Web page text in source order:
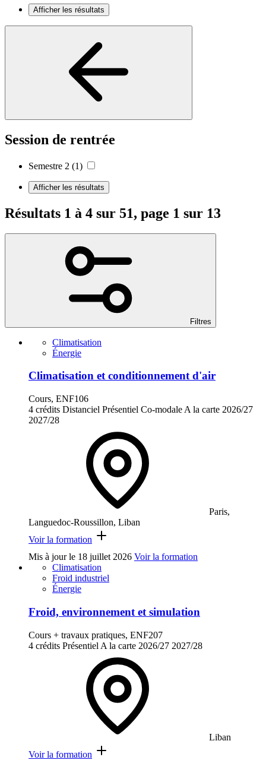
Afficher les résultats
Session de rentrée
Semestre 2 (1)
Afficher les résultats
Résultats 1 à 4 sur 51, page 1 sur 13
Filtres
Climatisation
Énergie
Climatisation et conditionnement d'air
Cours, ENF106
4 crédits Distanciel Présentiel Co-modale A la carte 2026/27
2027/28
Paris,
Languedoc-Roussillon, Liban
Voir la formation
Mis à jour le 18 juillet 2026 Voir la formation
Climatisation
Froid industriel
Énergie
Froid, environnement et simulation
Cours + travaux pratiques, ENF207
4 crédits Présentiel A la carte 2026/27 2027/28
Liban
Voir la formation